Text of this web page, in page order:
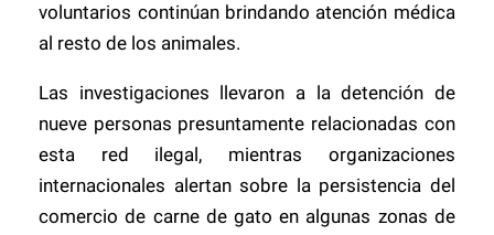
voluntarios continúan brindando atención médica
al resto de los animales.
Las investigaciones llevaron a la detención de
nueve personas presuntamente relacionadas con
esta red ilegal, mientras organizaciones
internacionales alertan sobre la persistencia del
comercio de carne de gato en algunas zonas de